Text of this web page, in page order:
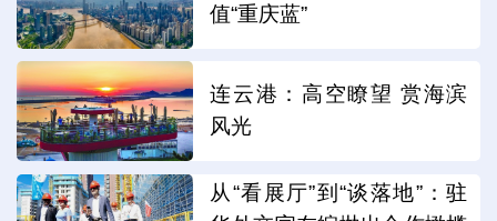
值“重庆蓝”
连云港：高空瞭望 赏海滨
风光
从“看展厅”到“谈落地”：驻